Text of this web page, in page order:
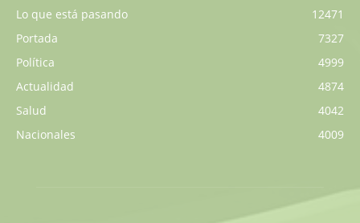
Lo que está pasando
12471
Portada
7327
Política
4999
Actualidad
4874
Salud
4042
Nacionales
4009